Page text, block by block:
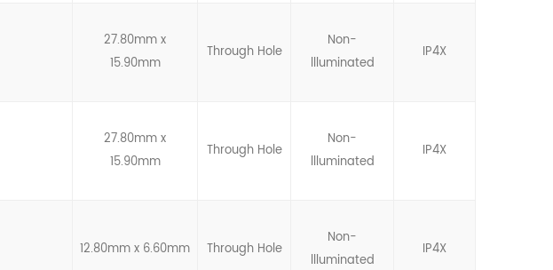
27.80mm x
15.90mm
Through Hole
Non-
llluminated
IP4X
27.80mm x
15.90mm
Through Hole
Non-
llluminated
IP4X
12.80mm x 6.60mm Through Hole
Non-
llluminated
IP4X